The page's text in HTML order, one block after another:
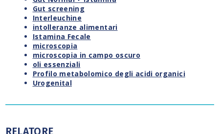
Gut screening
Interleuchine
intolleranze alimentari
Istamina Fecale
microscopia
microscopia in campo oscuro
oli essenziali
Profilo metabolomico degli acidi organici
Urogenital